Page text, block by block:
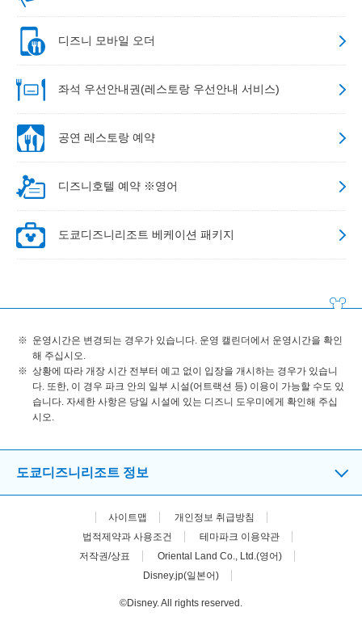
디즈니 모바일 오더
좌석 우선안내권(레스토랑 우선안내 서비스)
공연 레스토랑 예약
디즈니호텔 예약 ※영어
도쿄디즈니리조트 베케이션 패키지
운영시간은 변경되는 경우가 있습니다. 운영 캘린더에서 운영시간을 확인
해 주십시오.
상황에 따라 개장 시간 전부터 예고 없이 입장을 개시하는 경우가 있습니
다. 또한, 이 경우 파크 안의 일부 시설(어트랙션 등) 이용이 가능할 수도 있
습니다. 자세한 사항은 당일 시설에 있는 디즈니 도우미에게 확인해 주십
시오.
도쿄디즈니리조트 정보
사이트맵
개인정보 취급방침
법적제약과 사용조건
테마파크 이용약관
저작권/상표
Oriental Land Co., Ltd.(영어)
Disney.jp(일본어)
©Disney. All rights reserved.